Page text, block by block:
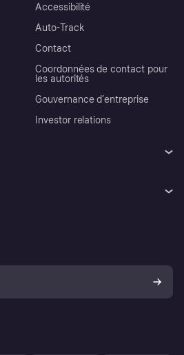
Accessibilité
Auto-Track
Contact
Coordonnées de contact pour
les autorités
Gouvernance d’entreprise
Investor relations